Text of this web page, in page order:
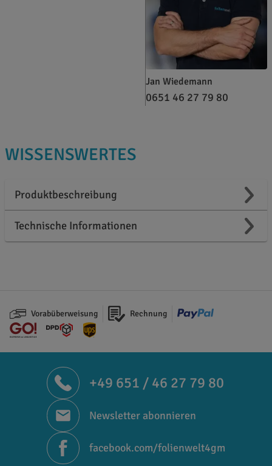
Jan Wiedemann
0651 46 27 79 80
WISSENSWERTES
Produktbeschreibung
Technische Informationen
Vorabüberweisung Rechnung
+49 651 / 46 27 79 80
Newsletter abonnieren
facebook.com/folienwelt4gm